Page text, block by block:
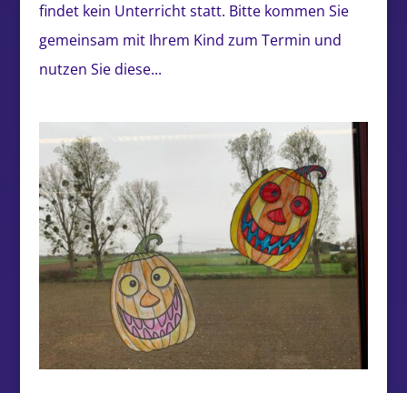
findet kein Unterricht statt. Bitte kommen Sie
gemeinsam mit Ihrem Kind zum Termin und
nutzen Sie diese...